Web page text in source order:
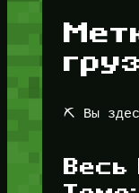
⛏️ Вы
Весь